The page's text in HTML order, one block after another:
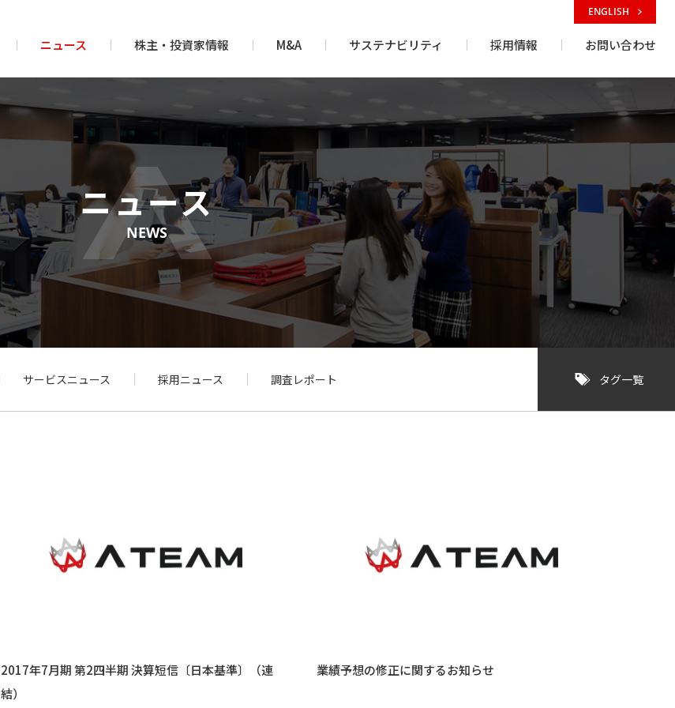
ニュース 株主・投資家情報 M&A サステナビリティ 採用情報 お問い合わせ
ENGLISH
ニュース
NEWS
サービスニュース 採用ニュース 調査レポート タグ一覧
2017年7月期 第2四半期 決算短信〔日本基準〕（連
結）
業績予想の修正に関するお知らせ